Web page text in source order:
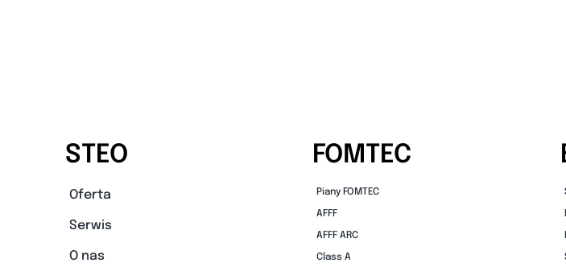
STEO
Oferta
Serwis
O nas
FOMTEC
Piany FOMTEC
AFFF
AFFF ARC
Class A